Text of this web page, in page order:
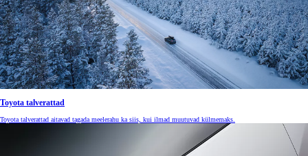
Toyota talverattad
Toyota talverattad aitavad tagada meelerahu ka siis, kui ilmad muutuvad külmemaks.